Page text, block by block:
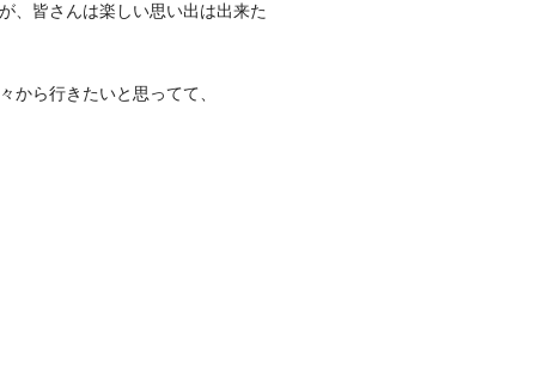
、 皆さんは楽しい思い出は出来た
から行きたいと思ってて、